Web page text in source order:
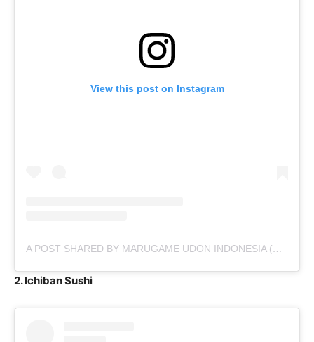
View this post on Instagram
A POST SHARED BY MARUGAME UDON INDONESIA (@MARUGAMEUDON)
2. Ichiban Sushi